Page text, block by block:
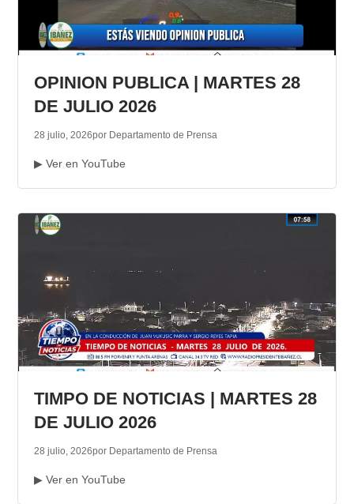
OPINION PUBLICA | MARTES 28
DE JULIO 2026
28 julio, 2026por Departamento de Prensa
▶ Ver en YouTube
TIMPO DE NOTICIAS | MARTES 28
DE JULIO 2026
28 julio, 2026por Departamento de Prensa
▶ Ver en YouTube